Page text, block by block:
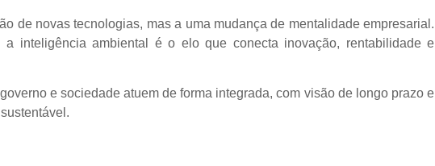
de novas tecnologias, mas a uma mudança de mentalidade empresarial.
inteligência ambiental é o elo que conecta inovação, rentabilidade e
e sociedade atuem de forma integrada, com visão de longo prazo e